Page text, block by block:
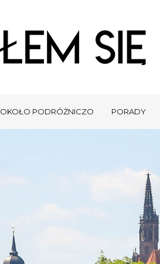
OKOŁO PODRÓŻNICZO PORADY